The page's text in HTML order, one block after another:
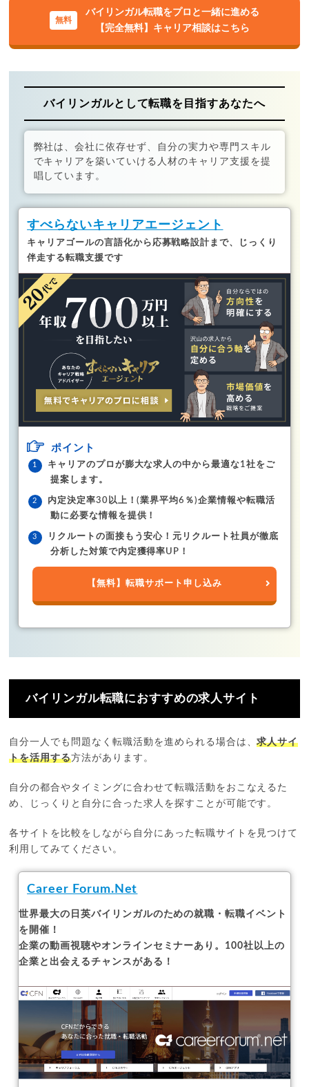
バイリンガル転職をプロと一緒に進める
【完全無料】キャリア相談はこちら
バイリンガルとして転職を目指すあなたへ
弊社は、会社に依存せず、自分の実力や専門スキル
でキャリアを築いていける人材のキャリア支援を提
唱しています。
すべらないキャリアエージェント
キャリアゴールの言語化から応募戦略設計まで、じっくり
伴走する転職支援です
ポイント
キャリアのプロが膨大な求人の中から最適な1社をご
提案します。
内定決定率30以上！(業界平均6％)企業情報や転職活
動に必要な情報を提供！
リクルートの面接もう安心！元リクルート社員が徹底
分析した対策で内定獲得率UP！
【無料】転職サポート申し込み
バイリンガル転職におすすめの求人サイト
自分一人でも問題なく転職活動を進められる場合は、求人サイ
トを活用する方法があります。
自分の都合やタイミングに合わせて転職活動をおこなえるた
め、じっくりと自分に合った求人を探すことが可能です。
各サイトを比較をしながら自分にあった転職サイトを見つけて
利用してみてください。
Career Forum.Net
世界最大の日英バイリンガルのための就職・転職イベント
を開催！
企業の動画視聴やオンラインセミナーあり。100社以上の
企業と出会えるチャンスがある！